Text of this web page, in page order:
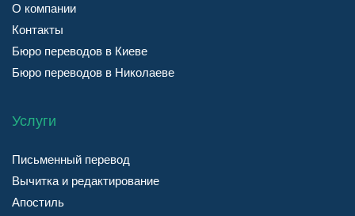
О компании
Контакты
Бюро переводов в Киеве
Бюро переводов в Николаеве
Услуги
Письменный перевод
Вычитка и редактирование
Апостиль